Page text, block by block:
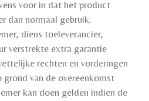
voor in dat het product
dan normaal gebruik.
diens toeleverancier,
verstrekte extra garantie
rechten en vorderingen
grond van de overeenkomst
kan doen gelden indien de